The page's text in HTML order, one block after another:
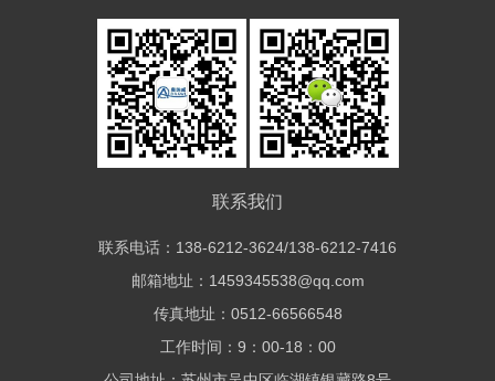
联系我们
联系电话：138-6212-3624/138-6212-7416
邮箱地址：1459345538@qq.com
传真地址：0512-66566548
工作时间：9：00-18：00